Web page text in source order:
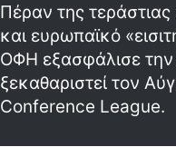
Πέραν της
και ευρωπαϊκό
ΟΦΗ εξασφάλισε την
ξεκαθαριστεί τον
Conference League.